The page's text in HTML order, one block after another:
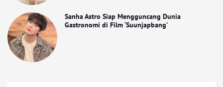
Sanha Astro Siap Mengguncang Dunia
Gastronomi di Film ‘Suunjapbang’